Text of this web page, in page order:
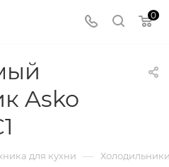
0
Asko
для кухни —